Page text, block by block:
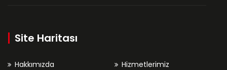
Site Haritası
Hakkımızda
Hizmetlerimiz